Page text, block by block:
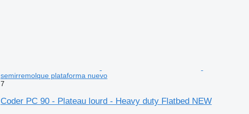
semirremolque plataforma nuevo
7
Coder PC 90 - Plateau lourd - Heavy duty Flatbed NEW